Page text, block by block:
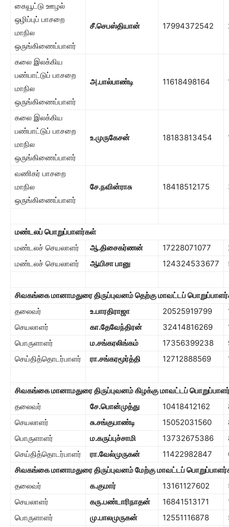
கையூட்டு ஊழல்
ஒழிப்புப் பாசறை
மாநில
ஒருங்கிணைப்பாளர்
சீ.செபஸ்தியான் 17994372542
கலை இலக்கிய
பண்பாட்டுப் பாசறை
மாநில
ஒருங்கிணைப்பாளர்
அ.பால்பாண்டி 11618498164
கலை இலக்கிய
பண்பாட்டுப் பாசறை
மாநில
ஒருங்கிணைப்பாளர்
உ.முருகேசன் 18183813454
வணிகர் பாசறை
மாநில
ஒருங்கிணைப்பாளர்
சே.நவின்ராசு 18418512175
மண்டலப் பொறுப்பாளர்கள்
மண்டலச் செயலாளர்
ஆ.திசைகர்ணன் 17228071077
மண்டலச் செயலாளர்
ஆயிசா பானு 124324533677
சிவகங்கை மானாமதுரை திருப்புவனம் தெற்கு மாவட்டப்
தலைவர்
உ.பாரதிராஜா 20525919799
செயலாளர்
கா.தேவேந்திரன் 32414816269
பொருளாளர்
ம.சங்கரலிங்கம் 17356399238
செய்தித்தொடர்பாளர்
ரா.சங்கரமூர்த்தி 12712888569
சிவகங்கை மானாமதுரை திருப்புவனம் கிழக்கு மாவட்டப்
தலைவர்
சே.பொன்முத்து 10418412162
செயலாளர்
சு.சங்குபாண்டி 15052031560
பொருளாளர்
ம.கருப்புச்சாமி 13732675386
செய்தித்தொடர்பாளர்
ரா.வேல்முருகன் 11422982847
சிவகங்கை மானாமதுரை திருப்புவனம் மேற்கு மாவட்டப்
தலைவர்
க.குமார் 13161127602
செயலாளர்
கரு.பண்டாரிநாதன் 16841513171
பொருளாளர்
மு.பாலமுருகன் 12551116878